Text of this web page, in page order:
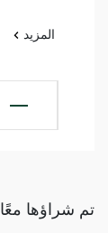
المزيد
تم شراؤها معًا